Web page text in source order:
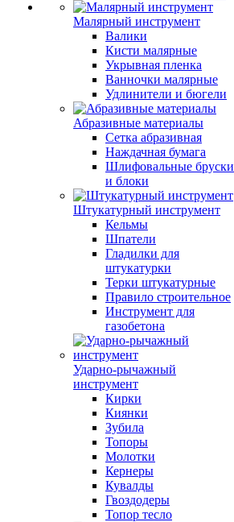
Малярный инструмент
Валики
Кисти малярные
Укрывная пленка
Ванночки малярные
Удлинители и бюгели
Абразивные материалы
Сетка абразивная
Наждачная бумага
Шлифовальные бруски
и блоки
Штукатурный инструмент
Кельмы
Шпатели
Гладилки для
штукатурки
Терки штукатурные
Правило строительное
Инструмент для
газобетона
Ударно-рычажный
инструмент
Кирки
Киянки
Зубила
Топоры
Молотки
Кернеры
Кувалды
Гвоздодеры
Топор тесло